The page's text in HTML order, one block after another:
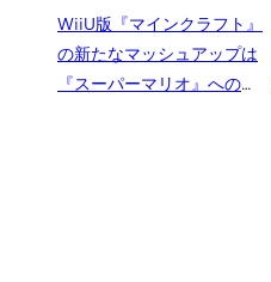
WiiU版『マインクラフト』
の新たなマッシュアップは
『スーパーマリオ』へのラ